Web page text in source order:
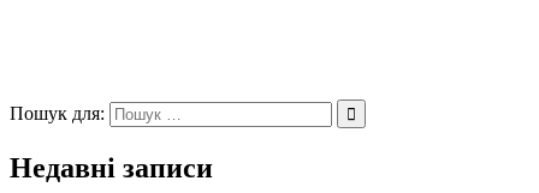
Пошук для:
Недавні записи